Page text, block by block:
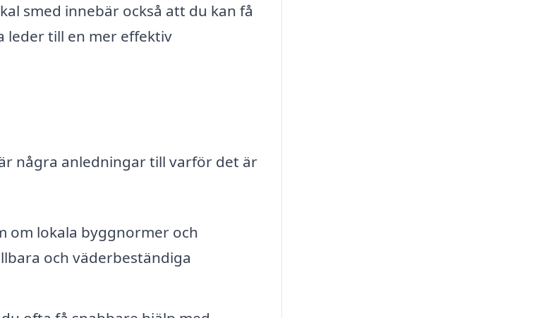
smed innebär också att du kan få
leder till en mer effektiv
några anledningar till varför det är
om lokala byggnormer och
och väderbeständiga